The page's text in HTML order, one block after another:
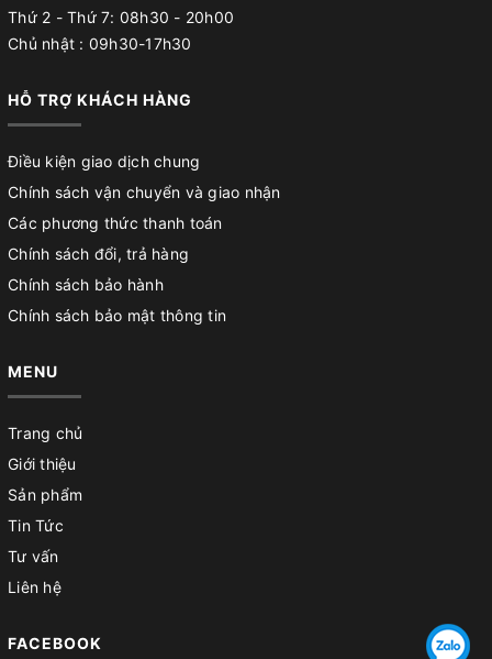
Thứ 2 - Thứ 7: 08h30 - 20h00
Chủ nhật : 09h30-17h30
HỖ TRỢ KHÁCH HÀNG
Điều kiện giao dịch chung
Chính sách vận chuyển và giao nhận
Các phương thức thanh toán
Chính sách đổi, trả hàng
Chính sách bảo hành
Chính sách bảo mật thông tin
MENU
Trang chủ
Giới thiệu
Sản phẩm
Tin Tức
Tư vấn
Liên hệ
FACEBOOK